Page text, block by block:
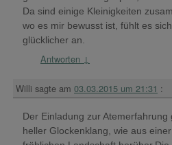
Da sind einige Kleinigkeiten
wo es mir bewusst ist, fühlt es
glücklicher an.
Antworten ↓
Willi sagte am 03.03.2015 um 21:31 :
Der Einladung zur
heller Glockenklang, wie aus